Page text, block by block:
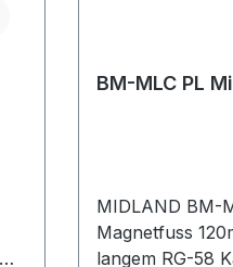
BM-MLC PL
MIDLAND BM-
Magnetfuss 120mm Mit
langem RG-58